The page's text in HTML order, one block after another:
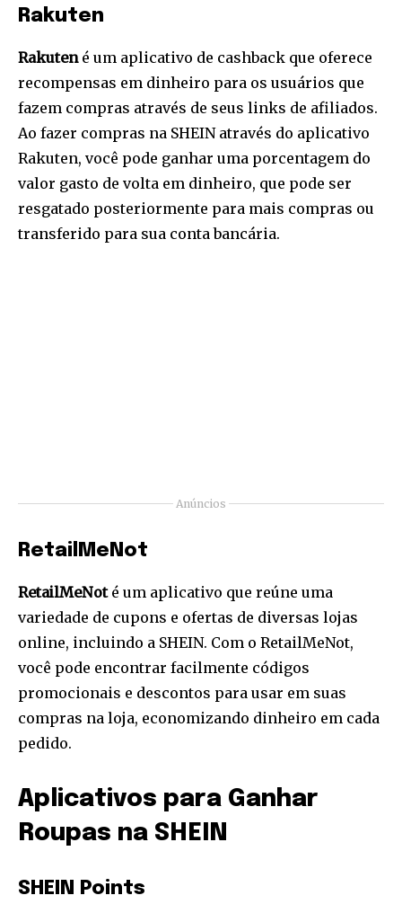
Rakuten
Rakutené um aplicativo de cashback que oferece
recompensas em dinheiro para os usuários que
fazem compras através de seus links de afiliados.
Ao fazer compras na SHEIN através do aplicativo
Rakuten, você pode ganhar uma porcentagem do
valor gasto de volta em dinheiro, que pode ser
resgatado posteriormente para mais compras ou
transferido para sua conta bancária.
Anúncios
RetailMeNot
RetailMeNoté um aplicativo que reúne uma
variedade de cupons e ofertas de diversas lojas
online, incluindo a SHEIN. Com o RetailMeNot,
você pode encontrar facilmente códigos
promocionais e descontos para usar em suas
compras na loja, economizando dinheiro em cada
pedido.
Aplicativos para Ganhar
Roupas na SHEIN
SHEIN Points